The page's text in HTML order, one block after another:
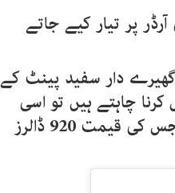
پر تیار کیے جاتے
دار سفید پینٹ کے
چاہتے ہیں تو اسی
کوٹ سے میل کھاتی پینٹ بھی آرڈر کی جا سکتی ہے جس کی قیمت 920 ڈالرز